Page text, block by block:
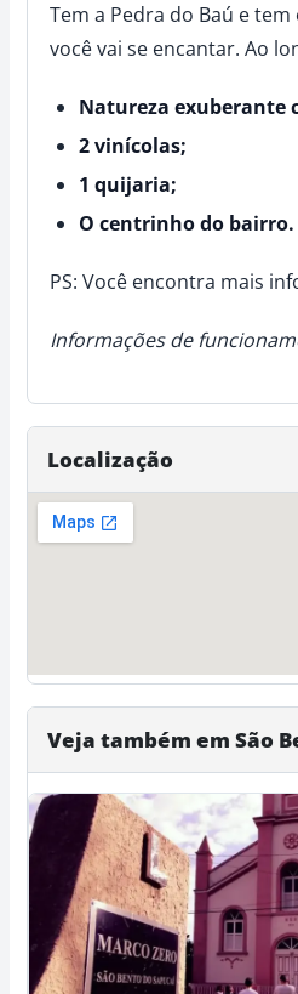
Tem a Pedra do Baú e
você vai se encantar. Ao
Natureza exuberante
2 vinícolas;
1 quijaria;
O centrinho do bairro.
PS: Você encontra mais
Informações de
Localização
Veja também em São